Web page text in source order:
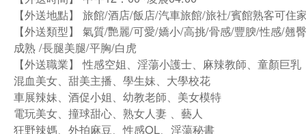
【外送地點】 旅館/酒店/飯店/汽車旅館/旅社/賓館熟客可住
【外送類型】 氣質/艷麗/可愛/嬌小/高挑/骨感/豐腴/性感/翹
成熟 /長腿美腿/平胸/白虎
【外送職業】 性感空姐、淫蕩小護士、麻辣教師、童顏巨乳
混血美女、甜美主播、學生妹、大學校花
車展辣妹、酒促小姐、幼教老師、美女模特
電玩美女、撞球甜心、熟女人妻 、藝人
狂野辣媽、外拍麻豆、性感OL、淫蕩秘書